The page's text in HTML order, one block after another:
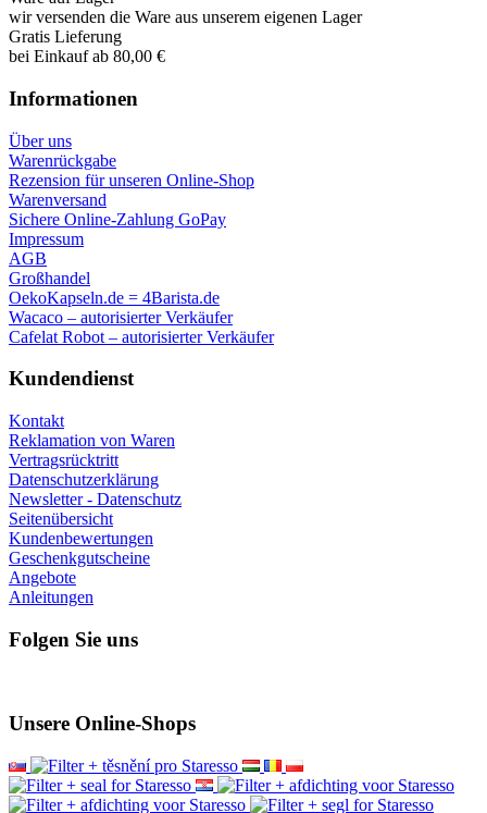
wir versenden die Ware aus unserem eigenen Lager
Gratis Lieferung
bei Einkauf ab 80,00 €
Informationen
Über uns
Warenrückgabe
Rezension für unseren Online-Shop
Warenversand
Sichere Online-Zahlung GoPay
Impressum
AGB
Großhandel
OekoKapseln.de = 4Barista.de
Wacaco – autorisierter Verkäufer
Cafelat Robot – autorisierter Verkäufer
Kundendienst
Kontakt
Reklamation von Waren
Vertragsrücktritt
Datenschutzerklärung
Newsletter - Datenschutz
Seitenübersicht
Kundenbewertungen
Geschenkgutscheine
Angebote
Anleitungen
Folgen Sie uns
Unsere Online-Shops